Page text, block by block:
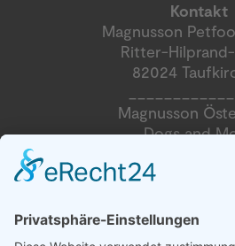
Kontakt
Magnusson
Ritter-Hilprand-
82024
Magnusson
Dogs and
2604